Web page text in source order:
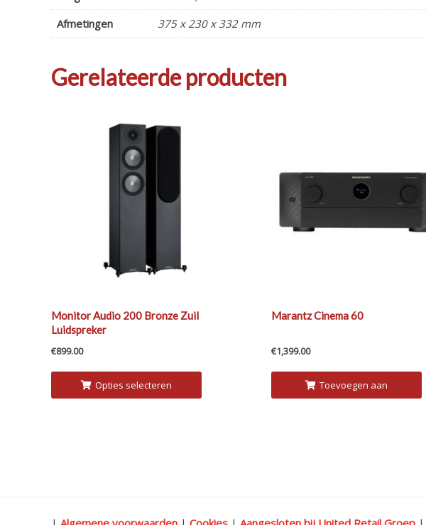
Afmetingen
375 x 230 x 332 mm
Gerelateerde producten
Monitor Audio 200 Bronze Zuil
Luidspreker
€899.00
Opties selecteren
Marantz Cinema 60
€1,399.00
Toevoegen aan